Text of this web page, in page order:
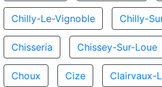
Chilly-Le-Vignoble Chilly-
Chisseria Chissey-Sur-Loue
Choux Cize Clairvaux-